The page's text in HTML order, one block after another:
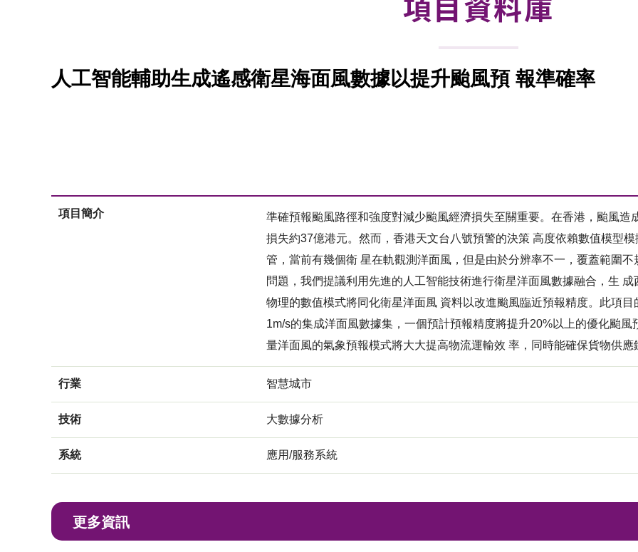
項目資料庫
人工智能輔助生成遙感衛星海面風數據以提升颱風預 報準確率
項目簡介
準確預報颱風路徑和強度對減少颱風經濟損失至關重要。在香港，颱風
損失約37億港元。然而，香港天文台八號預警的決策 高度依賴數值模型
管，當前有幾個衛 星在軌觀測洋面風，但是由於分辨率不一，覆蓋範圍
問題，我們提議利用先進的人工智能技術進行衛星洋面風數據融合，生
物理的數值模式將同化衛星洋面風 資料以改進颱風臨近預報精度。此項
1m/s的集成洋面風數據集，一個預計預報精度將提升20%以上的優化颱
量洋面風的氣象預報模式將大大提高物流運輸效 率，同時能確保貨物供應
行業 智慧城市
技術 大數據分析
系統 應用/服務系統
更多資訊